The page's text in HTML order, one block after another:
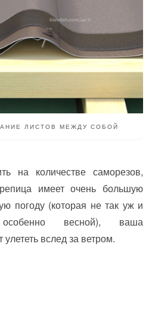
ЛИСТОВ МЕЖДУ СОБОЙ
на количестве саморезов,
имеет очень большую
погоду (которая не так уж и
весной), ваша
вслед за ветром.